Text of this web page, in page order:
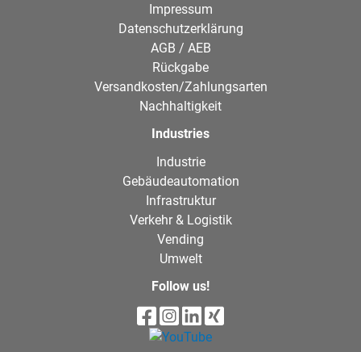
Impressum
Datenschutzerklärung
AGB / AEB
Rückgabe
Versandkosten/Zahlungsarten
Nachhaltigkeit
Industries
Industrie
Gebäudeautomation
Infrastruktur
Verkehr & Logistik
Vending
Umwelt
Follow us!